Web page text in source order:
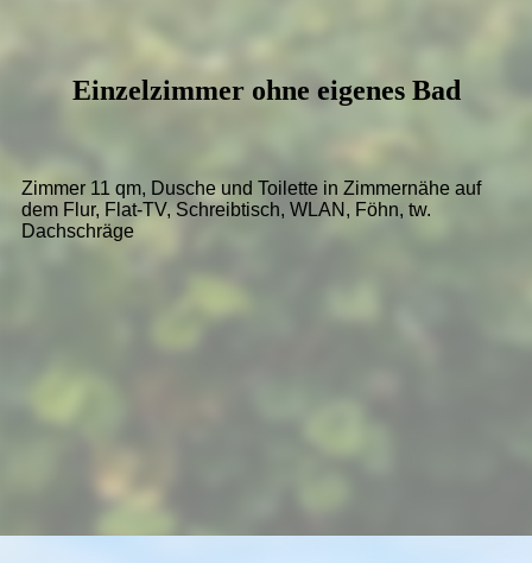
Einzelzimmer ohne eigenes Bad
Zimmer 11 qm, Dusche und Toilette in Zimmernähe auf
dem Flur, Flat-TV, Schreibtisch, WLAN, Föhn, tw.
Dachschräge